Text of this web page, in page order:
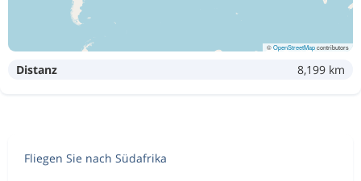
©OpenStreetMapcontributors
Distanz 8,199 km
Fliegen Sie nach Südafrika